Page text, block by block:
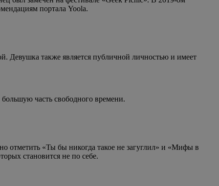
портала Yoola.
Девушка также является публичной личностью и имеет
часть свободного времени.
отметить «Ты бы никогда такое не загуглил» и «Мифы в
становится не по себе.